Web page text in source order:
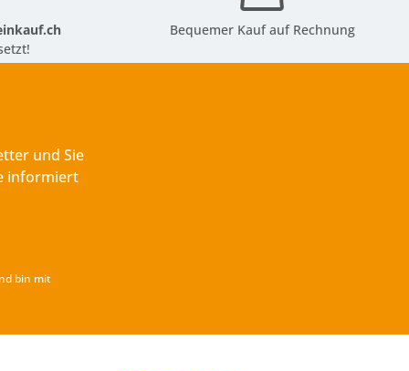
Bequemer Kauf auf Rechnung
und Sie
informiert
bin mit